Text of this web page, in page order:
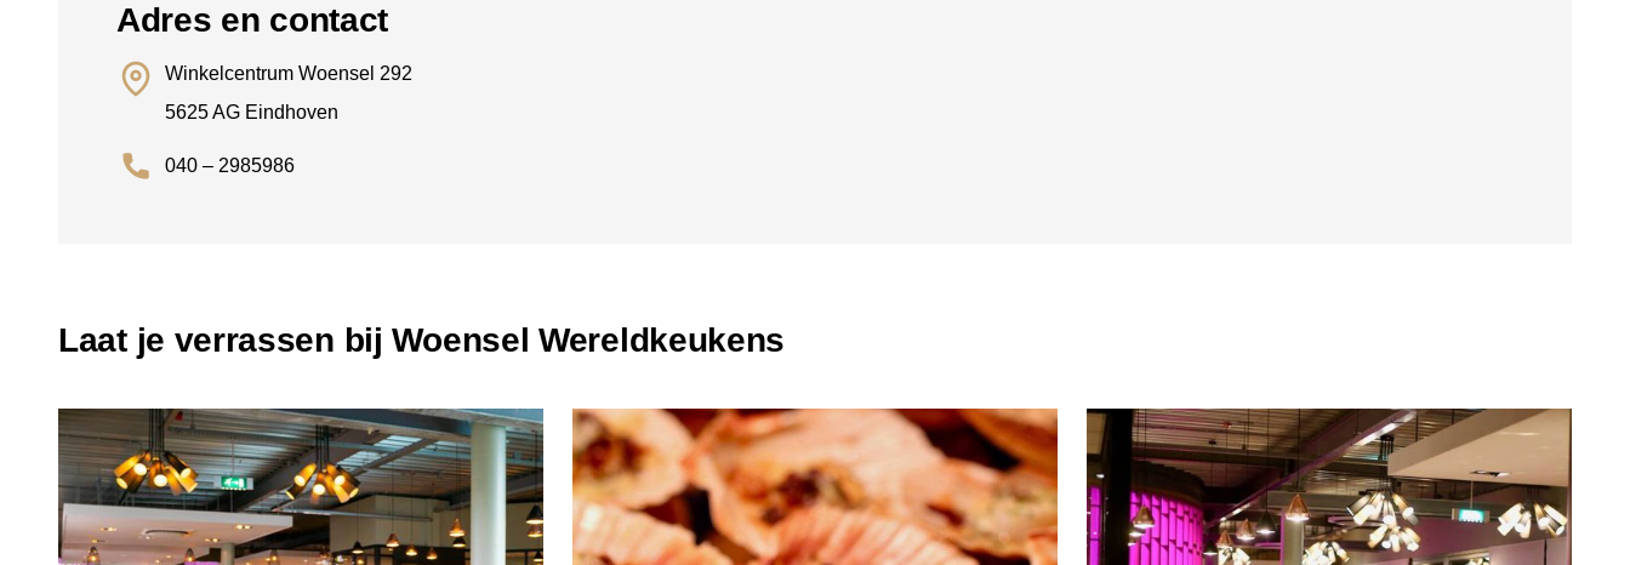
Adres en contact
Winkelcentrum Woensel 292
5625 AG Eindhoven
040 – 2985986
Laat je verrassen bij Woensel Wereldkeukens